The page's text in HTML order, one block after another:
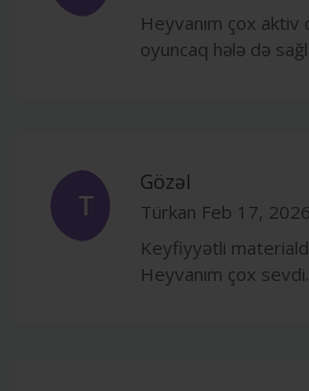
Heyvanım çox aktiv
oyuncaq hələ də
T
Gözəl
Türkan Feb 17, 2026
Keyfiyyətli
Heyvanım çox sevdi.